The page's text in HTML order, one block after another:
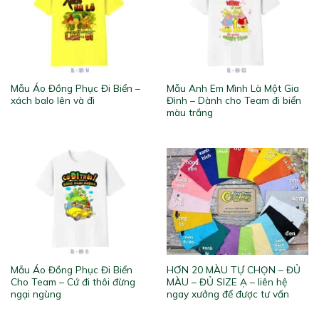
Mẫu Áo Đồng Phục Đi Biển –
xách balo lên và đi
Mẫu Anh Em Mình Là Một Gia
Đình – Dành cho Team đi biển
màu trắng
Mẫu Áo Đồng Phục Đi Biển
Cho Team – Cứ đi thôi đừng
ngại ngùng
HƠN 20 MÀU TỰ CHỌN – ĐỦ
MÀU – ĐỦ SIZE Ạ – liên hệ
ngay xưởng để được tư vấn